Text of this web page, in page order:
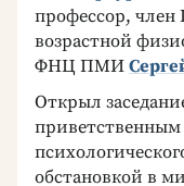
профессор, член
возрастной
ФНЦ ПМИ
Открыл
приветственным
обстановкой в